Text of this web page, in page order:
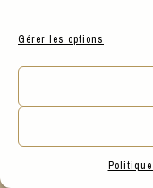
Gérer les options